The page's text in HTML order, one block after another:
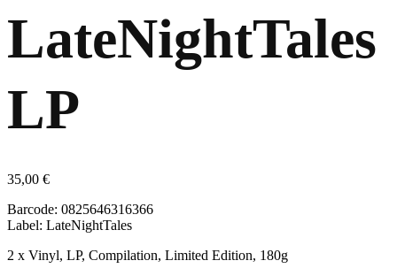
LateNightTales
LP
35,00 €
Barcode: 0825646316366
Label: LateNightTales
2 x Vinyl, LP, Compilation, Limited Edition, 180g